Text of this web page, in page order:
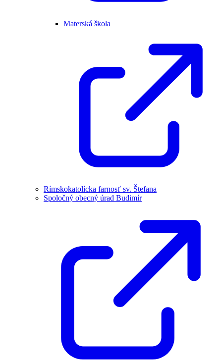
Materská škola
Rímskokatolícka farnosť sv. Štefana
Spoločný obecný úrad Budimír